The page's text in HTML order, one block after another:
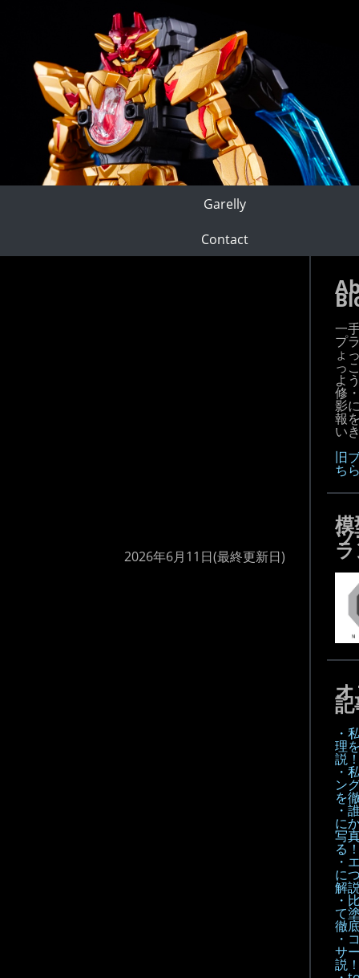
Garelly
Contact
2026年6月11日(最終更新日)
一
プ
ょ
っ
よ
修
影
報
い
旧
ち
・
理
説
・
ン
を
・
に
写
る
・
に
解
・
て
徹
・
サ
説